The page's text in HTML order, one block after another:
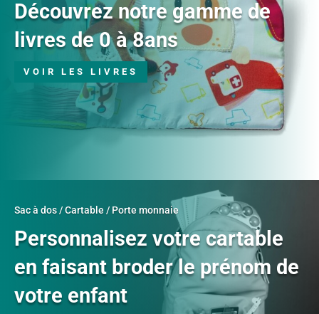
Découvrez notre gamme de
livres de 0 à 8ans
VOIR LES LIVRES
Sac à dos / Cartable / Porte monnaie
Personnalisez votre cartable
en faisant broder le prénom de
votre enfant